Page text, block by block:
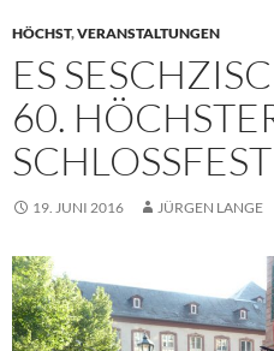
HÖCHST,VERANSTALTUNGEN
ES
60.
SCHLOSSFEST
19. JUNI 2016 JÜRGEN LANGE